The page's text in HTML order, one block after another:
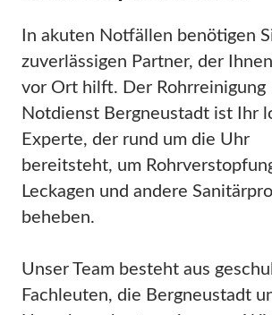
In akuten Notfällen benötigen
zuverlässigen Partner, der
vor Ort hilft. Der Rohrreinigung
Notdienst Bergneustadt ist Ihr
Experte, der rund um die Uhr
bereitsteht, um
Leckagen und andere
beheben.
Unser Team besteht aus
Fachleuten, die Bergneustadt